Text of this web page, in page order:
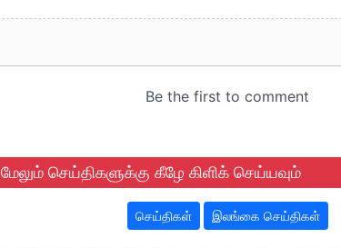
மேலும் செய்திகளுக்கு கீழே கிளிக் செய்யவும்
செய்திகள் இலங்கை செய்திகள்